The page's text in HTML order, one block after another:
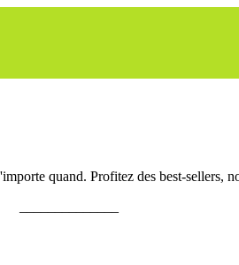
quand. Profitez des best-sellers,